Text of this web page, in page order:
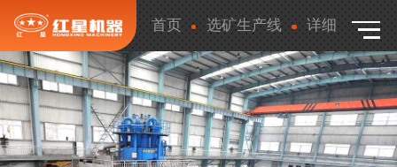
首页 选矿生产线 详细